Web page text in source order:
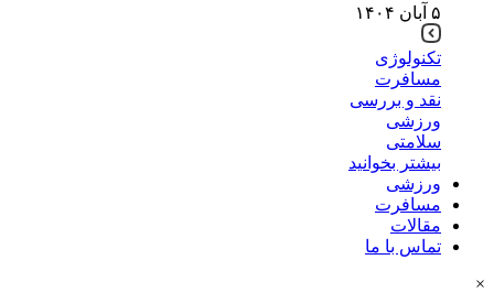
۵ آبان ۱۴۰۴
تکنولوژی
مسافرت
نقد و بررسی
ورزشی
سلامتی
بیشتر بخوانید
ورزشی
مسافرت
مقالات
تماس با ما
×